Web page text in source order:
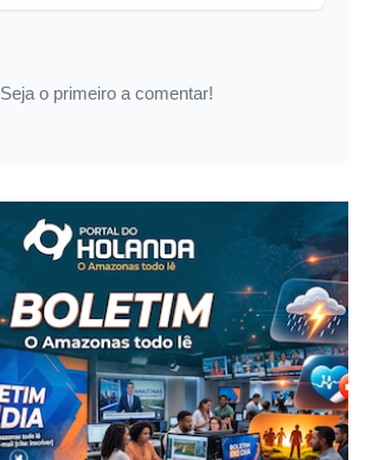
Seja o primeiro a comentar!